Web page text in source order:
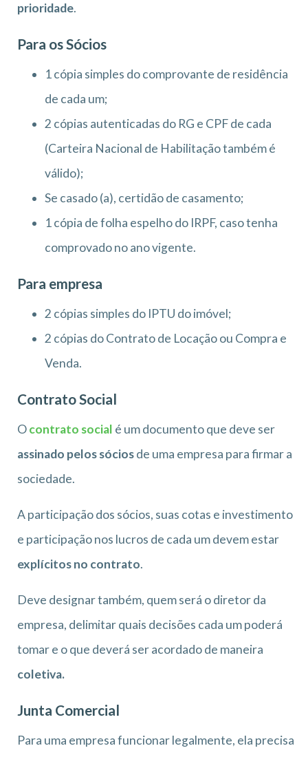
prioridade.
Para os Sócios
1 cópia simples do comprovante de residência
de cada um;
2 cópias autenticadas do RG e CPF de cada
(Carteira Nacional de Habilitação também é
válido);
Se casado (a), certidão de casamento;
1 cópia de folha espelho do IRPF, caso tenha
comprovado no ano vigente.
Para empresa
2 cópias simples do IPTU do imóvel;
2 cópias do Contrato de Locação ou Compra e
Venda.
Contrato Social
Ocontrato social é um documento que deve ser
assinado pelos sóciosde uma empresa para firmar a
sociedade.
A participação dos sócios, suas cotas e investimento
e participação nos lucros de cada um devem estar
explícitos no contrato.
Deve designar também, quem será o diretor da
empresa, delimitar quais decisões cada um poderá
tomar e o que deverá ser acordado de maneira
coletiva.
Junta Comercial
Para uma empresa funcionar legalmente, ela precisa